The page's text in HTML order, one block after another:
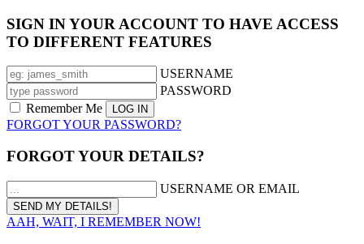
SIGN IN YOUR ACCOUNT TO HAVE ACCESS
TO DIFFERENT FEATURES
USERNAME
PASSWORD
Remember Me
FORGOT YOUR PASSWORD?
FORGOT YOUR DETAILS?
USERNAME OR EMAIL
AAH, WAIT, I REMEMBER NOW!